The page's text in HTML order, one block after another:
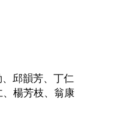
、邱韻芳、丁仁
楊芳枝、翁康